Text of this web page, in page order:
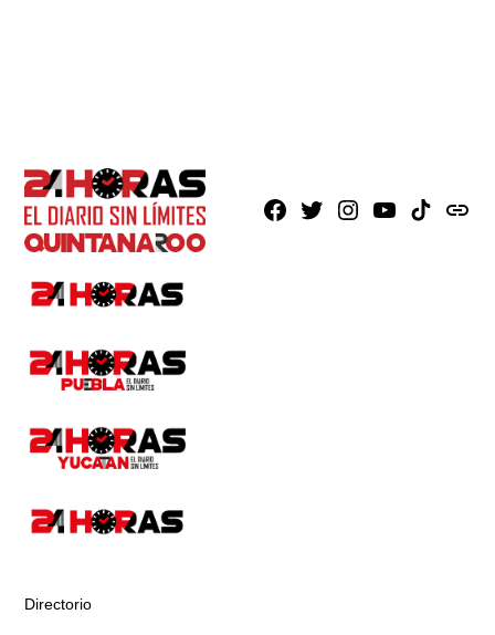
Facebook
X Instagram
YoutubeTikTokissuu
Directorio